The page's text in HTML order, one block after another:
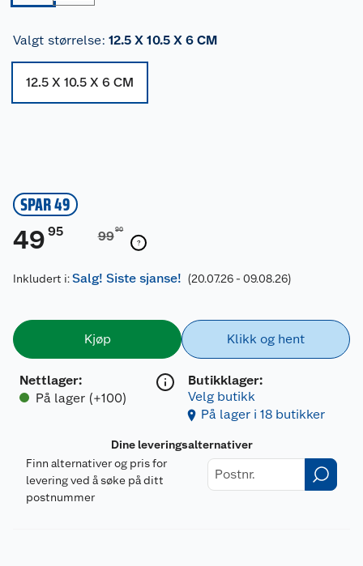
Valgt størrelse: 12.5 X 10.5 X 6 CM
12.5 X 10.5 X 6 CM
SPAR 49
49 95 9990
Inkludert i:Salg! Siste sjanse! (20.07.26 - 09.08.26)
Kjøp
Nettlager:
På lager (+100)
Klikk og hent
Butikklager:
Velg butikk
På lager i 18 butikker
Dine leveringsalternativer
Finn alternativer og pris for
levering ved å søke på ditt
postnummer